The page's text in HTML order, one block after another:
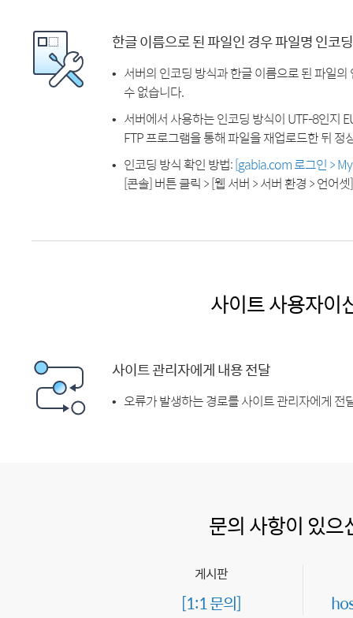
한글 이름으로 된 파일인 경우 파일명 인코
서버의 인코딩 방식과 한글 이름으로 된 파일
수 없습니다.
서버에서 사용하는 인코딩 방식이 UTF-8인지
FTP 프로그램을 통해 파일을 재업로드한 뒤
인코딩 방식 확인 방법:[gabia.com 로그인 >
[콘솔] 버튼 클릭 > [웹 서버 > 서버 환경 > 언어
사이트 사용자이
사이트 관리자에게 내용 전달
오류가 발생하는 경로를 사이트 관리자에게 전
문의 사항이 있으
게시판
[1:1 문의]